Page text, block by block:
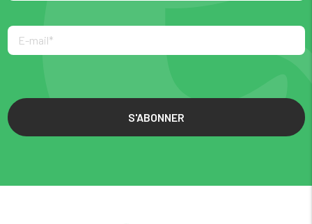
S'ABONNER